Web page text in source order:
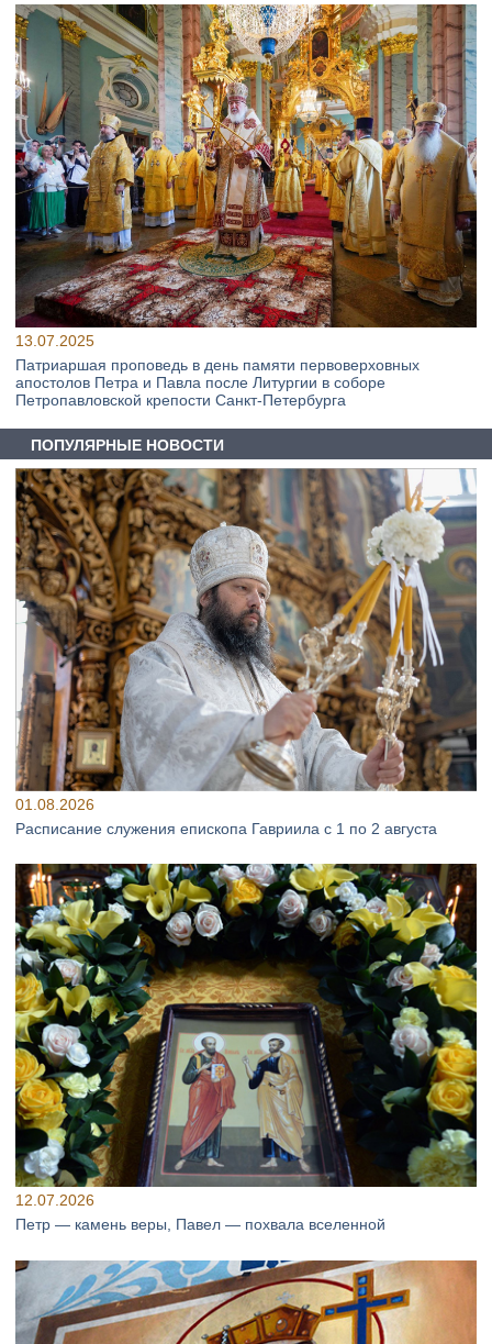
13.07.2025
Патриаршая проповедь в день памяти первоверховных
апостолов Петра и Павла после Литургии в соборе
Петропавловской крепости Санкт-Петербурга
ПОПУЛЯРНЫЕ НОВОСТИ
01.08.2026
Расписание служения епископа Гавриила с 1 по 2 августа
12.07.2026
Петр — камень веры, Павел — похвала вселенной